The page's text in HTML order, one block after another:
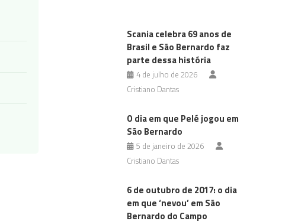
Scania celebra 69 anos de
Brasil e São Bernardo faz
parte dessa história
4 de julho de 2026
Cristiano Dantas
O dia em que Pelé jogou em
São Bernardo
5 de janeiro de 2026
Cristiano Dantas
6 de outubro de 2017: o dia
em que ‘nevou’ em São
Bernardo do Campo